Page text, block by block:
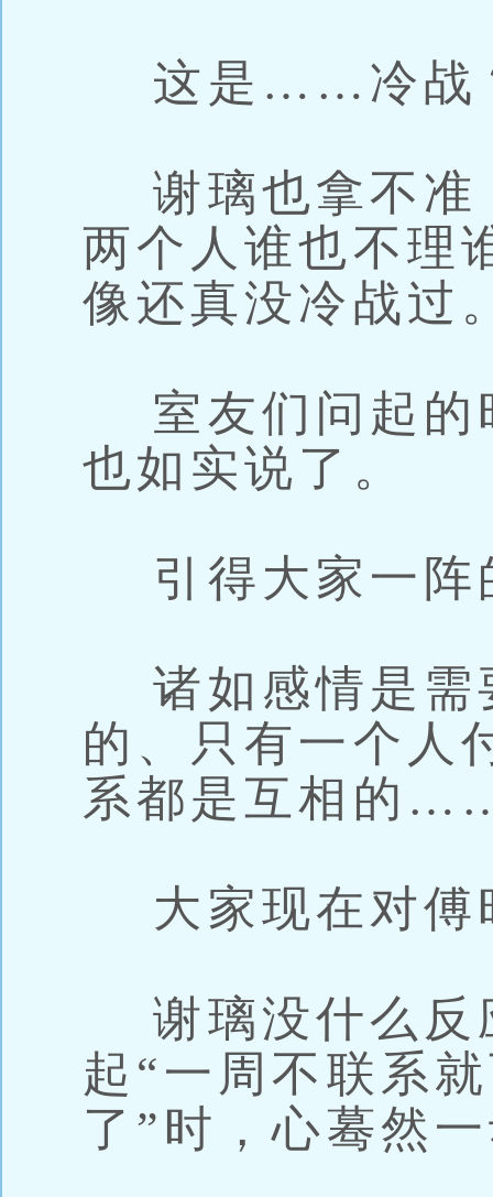
这是……冷战
谢璃也拿不准
两个人谁也不理
像还真没冷战过
室友们问起的
也如实说了。
引得大家一阵
诸如感情是需
的、只有一个人
系都是互相的
大家现在对傅
谢璃没什么反
起“一周不联系
了”时，心蓦然